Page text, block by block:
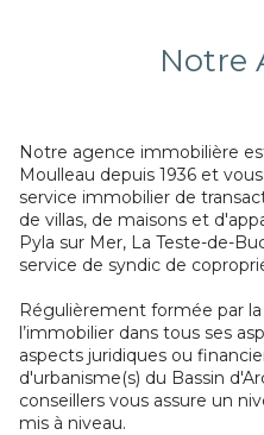
Notre
Notre agence immobilière
Moulleau depuis 1936 et
service immobilier de
de villas, de maisons et
Pyla sur Mer, La Teste-de-
service de syndic de
Régulièrement formée par
l’immobilier dans tous ses
aspects juridiques ou
d'urbanisme(s) du Bassin
conseillers vous assure un
mis à niveau.